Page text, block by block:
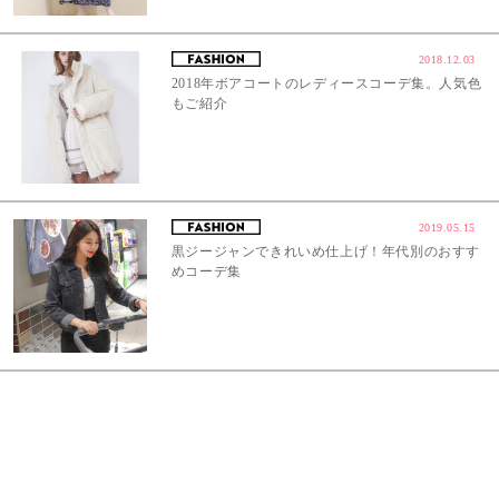
2018.12.03
2018年ボアコートのレディースコーデ集。人気色
もご紹介
2019.05.15
黒ジージャンできれいめ仕上げ！年代別のおすす
めコーデ集